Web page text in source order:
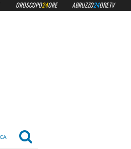
OROSCOPO24ORE ABRUZZO24ORE.TV